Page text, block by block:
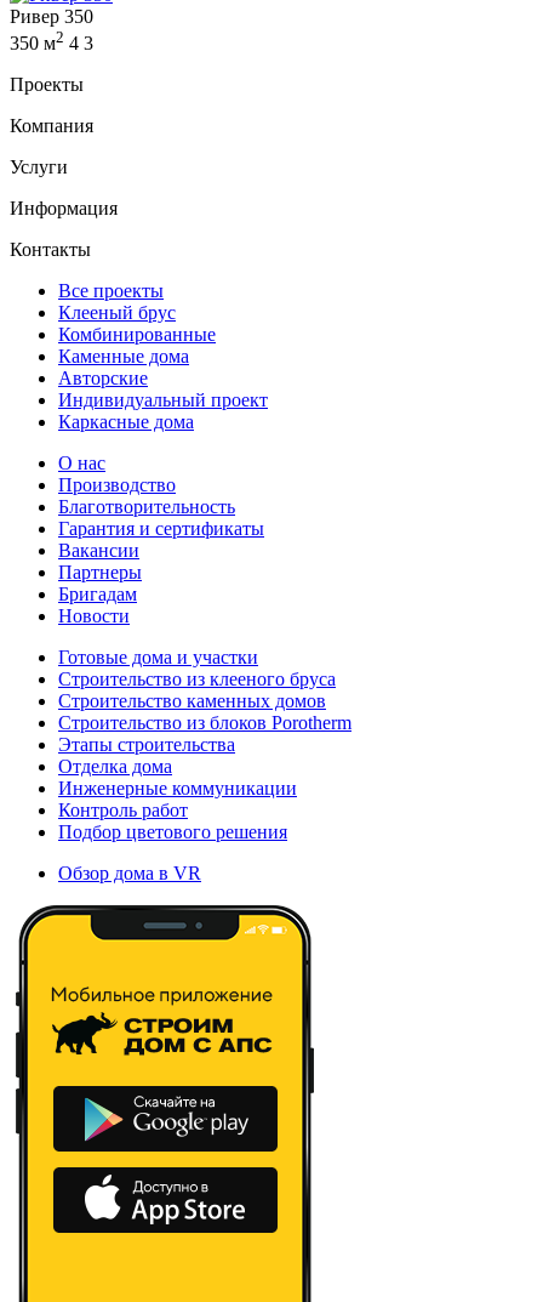
Ривер 350
350 м2 4 3
Проекты
Компания
Услуги
Информация
Контакты
Все проекты
Клееный брус
Комбинированные
Каменные дома
Авторские
Индивидуальный проект
Каркасные дома
О нас
Производство
Благотворительность
Гарантия и сертификаты
Вакансии
Партнеры
Бригадам
Новости
Готовые дома и участки
Строительство из клееного бруса
Строительство каменных домов
Строительство из блоков Porotherm
Этапы строительства
Отделка дома
Инженерные коммуникации
Контроль работ
Подбор цветового решения
Обзор дома в VR